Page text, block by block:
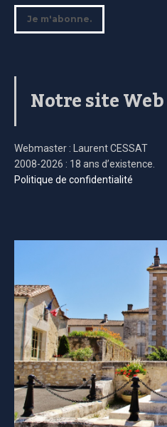
Notre site Web
Webmaster : Laurent CESSAT
2008-2026 : 18 ans d’existence.
Politique de confidentialité